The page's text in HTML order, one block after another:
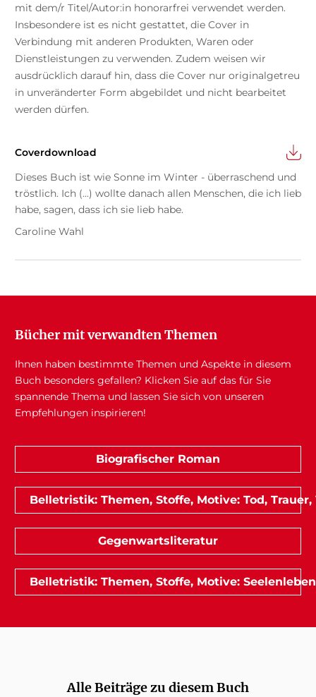
mit dem/r Titel/Autor:in honorarfrei verwendet werden.
Insbesondere ist es nicht gestattet, die Cover in
Verbindung mit anderen Produkten, Waren oder
Dienstleistungen zu verwenden. Zudem weisen wir
ausdrücklich darauf hin, dass die Cover nur originalgetreu
in unveränderter Form abgebildet und nicht bearbeitet
werden dürfen.
Coverdownload
Dieses Buch ist wie Sonne im Winter - überraschend und
tröstlich. Ich (...) wollte danach allen Menschen, die ich lieb
habe, sagen, dass ich sie lieb habe.
Caroline Wahl
Bücher mit verwandten Themen
Ihnen haben bestimmte Themen und Aspekte in diesem
Buch besonders gefallen? Klicken Sie auf das für Sie
spannende Thema und lassen Sie sich von unseren
Empfehlungen inspirieren!
Biografischer Roman
Belletristik: Themen, Stoffe, Motive: Tod,
Gegenwartsliteratur
Belletristik: Themen, Stoffe, Motive: Seelenleben
Alle Beiträge zu diesem Buch